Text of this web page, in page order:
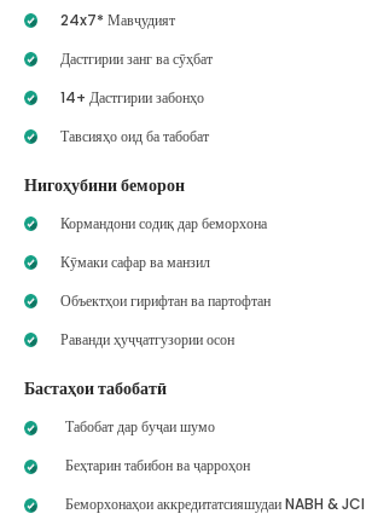
24x7* Мавҷудият
Дастгирии занг ва сӯҳбат
14+ Дастгирии забонҳо
Тавсияҳо оид ба табобат
Нигоҳубини беморон
Кормандони содиқ дар беморхона
Кӯмаки сафар ва манзил
Объектҳои гирифтан ва партофтан
Раванди ҳуҷҷатгузории осон
Бастаҳои табобатӣ
Табобат дар буҷаи шумо
Беҳтарин табибон ва ҷарроҳон
Беморхонаҳои аккредитатсияшудаи NABH & JCI